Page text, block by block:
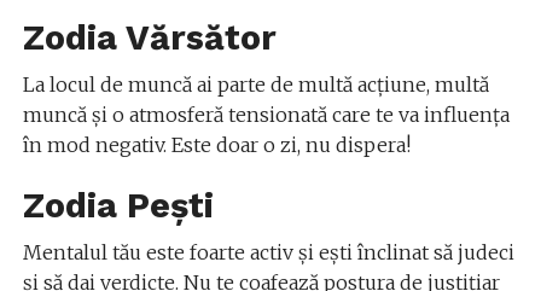
Zodia Vărsător
La locul de muncă ai parte de multă acțiune, multă
muncă și o atmosferă tensionată care te va influența
în mod negativ. Este doar o zi, nu dispera!
Zodia Pești
Mentalul tău este foarte activ și ești înclinat să judeci
și să dai verdicte. Nu te coafează postura de justițiar